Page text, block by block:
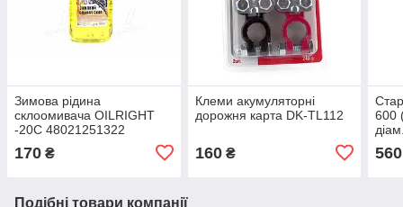
Зимова рідина
склоомивача OILRIGHT
-20C 48021251322
170 ₴
Клеми акумуляторні
дорожня карта DK-TL112
160₴
600
560
Подібні товари компанії